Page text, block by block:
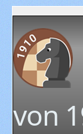
von